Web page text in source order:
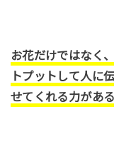
お花だけではなく
トプットして人に
せてくれる力がある